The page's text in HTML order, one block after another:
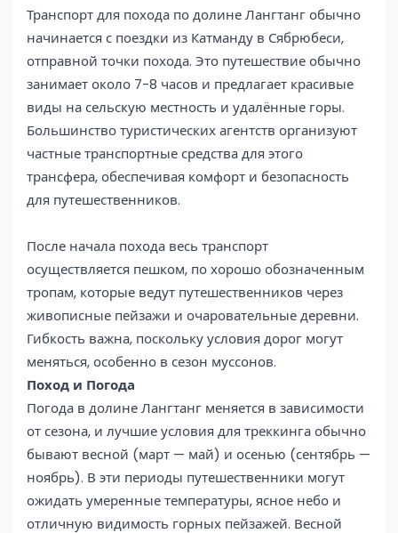
Транспорт для похода по долине Лангтанг обычно
начинается с поездки из Катманду в Сябрюбеси,
отправной точки похода. Это путешествие обычно
занимает около 7-8 часов и предлагает красивые
виды на сельскую местность и удалённые горы.
Большинство туристических агентств организуют
частные транспортные средства для этого
трансфера, обеспечивая комфорт и безопасность
для путешественников.
После начала похода весь транспорт
осуществляется пешком, по хорошо обозначенным
тропам, которые ведут путешественников через
живописные пейзажи и очаровательные деревни.
Гибкость важна, поскольку условия дорог могут
меняться, особенно в сезон муссонов.
Поход и Погода
Погода в долине Лангтанг меняется в зависимости
от сезона, и лучшие условия для треккинга обычно
бывают весной (март — май) и осенью (сентябрь —
ноябрь). В эти периоды путешественники могут
ожидать умеренные температуры, ясное небо и
отличную видимость горных пейзажей. Весной